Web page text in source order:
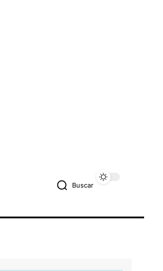
Buscar